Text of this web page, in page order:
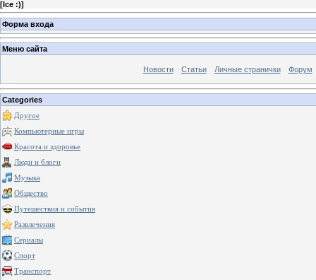
[Ice :)]
Форма входа
Меню сайта
Новости Статьи Личные странички Форум
Categories
Другое
Компьютерные игры
Красота и здоровье
Люди и блоги
Музыка
Общество
Путешествия и события
Развлечения
Сериалы
Спорт
Транспорт